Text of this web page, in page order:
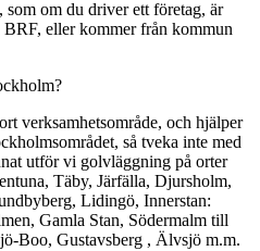
om du driver ett företag, är
BRF, eller kommer från kommun
verksamhetsområde, och hjälper
så tveka inte med
utför vi golvläggning på orter
Täby, Järfälla, Djursholm,
Lidingö, Innerstan:
Gamla Stan, Södermalm till
Boo, Gustavsberg , Älvsjö m.m.